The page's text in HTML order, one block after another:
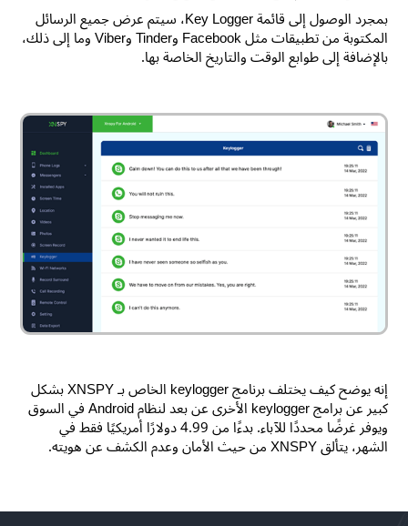
بمجرد الوصول إلى قائمة Key Logger، سيتم عرض جميع الرسائل
المكتوبة من تطبيقات مثل Facebook وTinder وViber وما إلى ذلك،
بالإضافة إلى طوابع الوقت والتاريخ الخاصة بها.
إنه يوضح كيف يختلف برنامج keylogger الخاص بـ XNSPY بشكل
كبير عن برامج keylogger الأخرى عن بعد لنظام Android في السوق
ويوفر غرضًا محددًا للآباء. بدءًا من 4.99 دولارًا أمريكيًا فقط في
الشهر، يتألق XNSPY من حيث الأمان وعدم الكشف عن هويته.